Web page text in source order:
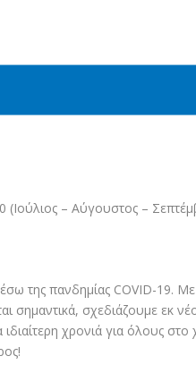
– Αύγουστος –
της πανδημίας COVID-19. Με
σημαντικά, σχεδιάζουμε εκ
χρονιά για όλους